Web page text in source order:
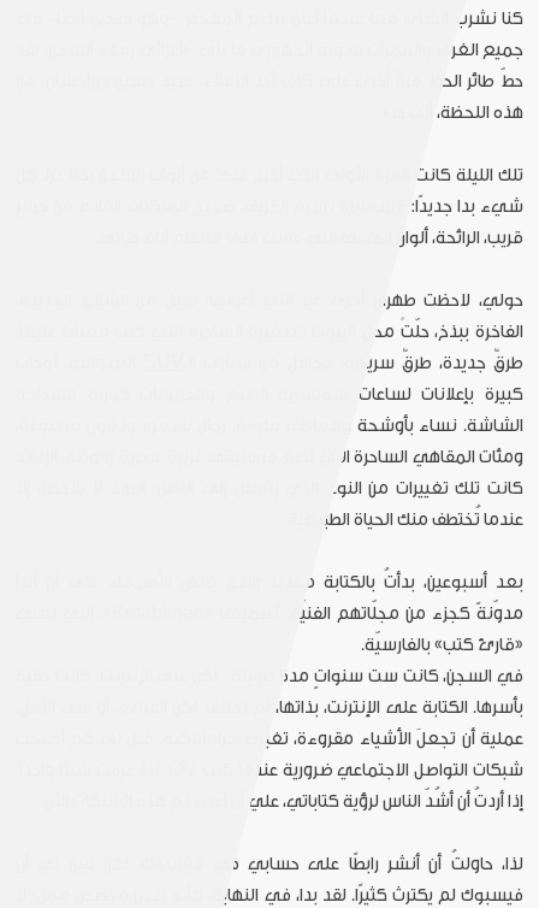
كنا نشرب الشاي معًا عندما أعلن مذيع المهجع –وهو سجين أيضًا- في
جميع الغرف والممرّات بصوته الجهوريّ ما يلي: «أعزائي زملاء السجن، لقد
حطّ طائر الحظ مرةً أخرى على كتف أحد الزملاء. سيدّ حسين ديراخشان، من
هذه اللحظة، أنت حرّ».
تلك الليلة كانت المرة الأولى التي أخرج فيها من أبواب السجن رجلًا حرًّا. كل
شيء بدا جديدًا: قشعريرة نسيم الخريف، ضجيج المركبات القادم من جسرٍ
قريب، الرائحة، ألوان المدينة التي عشت فيها معظم أيام حياتي.
حولي، لاحظت طهران أخرى غير التي أعرفها؛ سيلٌ من الشقق الجديدة،
الفاخرة ببذخ، حلّتْ محل البيوت الصغيرة الساحرة التي كنت معتادًا عليها.
طرقٌ جديدة، طرقٌ سريعة، جحافل من سيارات الـ
كبيرة بإعلانات لساعات سويسرية الصنع وتلفزيونات كورية مسطّحة
الشاشة. نساء بأوشحة ومعاطف ملوّنة، رجال بشعور وذقون مصبوغة،
ومئات المقاهي الساحرة التي تذيع موسيقى غربية عصرية وتوظّف الإناث.
كانت تلك تغييرات من النوع الذي يتسلّل إلى الناس؛ النوع لا تلاحظه إلا
عندما تُختطف منك الحياة الطبيعية.
بعد أسبوعين، بدأتُ بالكتابة مجدّدًا. وافق بعض الأصدقاء على أن أبدأ
«قارئ كتب» بالفارسيّة.
في السجن، كانت ست سنواتٍ مدة طويلة . لكن على الإنترنت، كانت حقبة
بأسرها. الكتابة على الإنترنت، بذاتها، لم تختلف. لكنّ القراءة، أو على الأقل،
عملية أن تجعلَ الأشياء مقروءة، تغيّرتْ بدراماتيكيّة. قيل لي كم أصبحت
شبكات التواصل الاجتماعي ضرورية عندما كنت غائبًا. لذا، عرفت شيئًا واحدًا:
إذا أردتُ أن أشُدّ الناس لرؤية كتاباتي، علي أن أستخدم هذه الشبكات الآن.
لذا، حاولتُ أن أنشر رابطًا على حسابي في فيسبوك. لكن تبيّن لي أن
فيسبوك لم يكترث كثيرًا. لقد بدا، في النهاية، كأنه إعلان مخصّص مملّ؛ لا